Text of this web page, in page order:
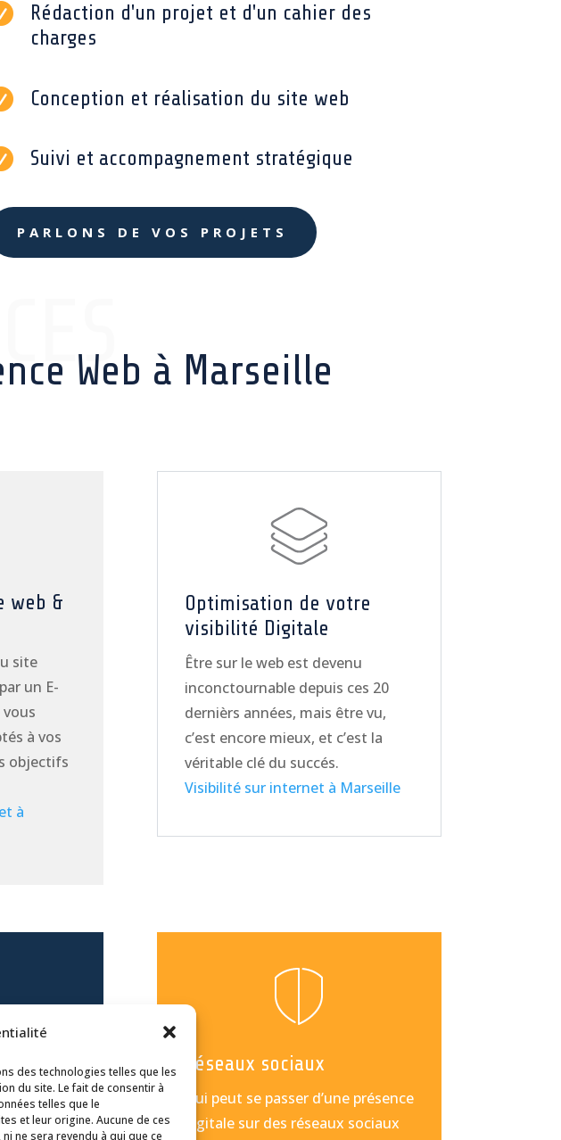
des technologies telles que les
du site. Le fait de consentir à
telles que le
et leur origine. Aucune de ces
ne sera revendu à qui que ce
Rédaction d'un projet et d'un cahier des
charges
Conception et réalisation du site web
Suivi et accompagnement stratégique
PARLONS DE VOS PROJETS
Web à Marseille
web &
site
un E-
à vos
objectifs
à
Optimisation de votre
visibilité Digitale
Être sur le web est devenu
inconctournable depuis ces 20
dernièrs années, mais être vu,
c’est encore mieux, et c’est la
véritable clé du succés.
Visibilité sur internet à Marseille
ciblée
ou l’un
tel que
Réseaux sociaux
Qui peut se passer d’une présence
digitale sur des réseaux sociaux